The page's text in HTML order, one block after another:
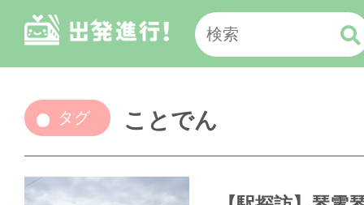
タグ ことでん